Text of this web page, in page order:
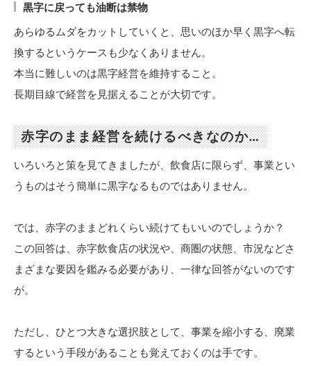
黒字に戻っても油断は禁物
あらゆるムダをカットしていくと、思いのほか早く黒字へ転
換するというケースも少なくありません。
本当に難しいのは黒字経営を維持すること。
長期目線で経営を見据えることが大切です。
赤字のまま経営を続けるべきなのか…
いろいろと策を見てきましたが、飲食店に限らず、事業とい
うものはそう簡単に黒字なるものではありません。
では、赤字のままどれくらい続けてもいいのでしょうか？
この回答は、赤字飲食店の状況や、商圏の状態、市況などさ
まざまな要因を鑑みる必要があり、一律な回答がないのです
が。
ただし、ひとつ大きな選択肢として、事業を縮小する、廃業
するという手段があることも覚えておくのは手です。